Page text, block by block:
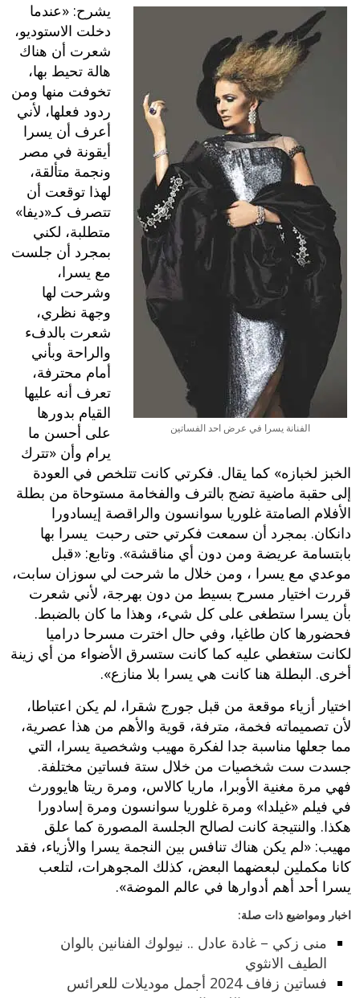
الفنانة يسرا في عرض احد الفساتين
يشرح: «عندما
دخلت الاستوديو،
شعرت أن هناك
هالة تحيط بها،
تخوفت منها ومن
ردود فعلها، لأني
أعرف أن يسرا
أيقونة في مصر
ونجمة متألقة،
لهذا توقعت أن
تتصرف كـ«ديفا»
متطلبة، لكني
بمجرد أن جلست
مع يسرا،
وشرحت لها
وجهة نظري،
شعرت بالدفء
والراحة وبأني
أمام محترفة،
تعرف أنه عليها
القيام بدورها
على أحسن ما
يرام وأن «تترك
الخبز لخبازه» كما يقال. فكرتي كانت تتلخص في العودة
إلى حقبة ماضية تضج بالترف والفخامة مستوحاة من بطلة
الأفلام الصامتة غلوريا سوانسون والراقصة إيسادورا
دانكان. بمجرد أن سمعت فكرتي حتى رحبت يسرا بها
بابتسامة عريضة ومن دون أي مناقشة». وتابع: «قبل
موعدي مع يسرا ، ومن خلال ما شرحت لي سوزان سابت،
قررت اختيار مسرح بسيط من دون بهرجة، لأني شعرت
بأن يسرا ستطغى على كل شيء، وهذا ما كان بالضبط.
فحضورها كان طاغيا، وفي حال اخترت مسرحا دراميا
لكانت ستغطي عليه كما كانت ستسرق الأضواء من أي زينة
أخرى. البطلة هنا كانت هي يسرا بلا منازع».
اختيار أزياء موقعة من قبل جورج شقرا، لم يكن اعتباطا،
لأن تصميماته فخمة، مترفة، قوية والأهم من هذا عصرية،
مما جعلها مناسبة جدا لفكرة مهيب وشخصية يسرا، التي
جسدت ست شخصيات من خلال ستة فساتين مختلفة.
فهي مرة مغنية الأوبرا، ماريا كالاس، ومرة ريتا هايوورث
في فيلم «غيلدا» ومرة غلوريا سوانسون ومرة إسادورا
هكذا. والنتيجة كانت لصالح الجلسة المصورة كما علق
مهيب: «لم يكن هناك تنافس بين النجمة يسرا والأزياء، فقد
كانا مكملين لبعضهما البعض، كذلك المجوهرات، لتلعب
يسرا أحد أهم أدوارها في عالم الموضة».
اخبار ومواضيع ذات صلة:
منى زكي – غادة عادل .. نيولوك الفنانين بالوان
الطيف الانثوي
فساتين زفاف 2024 أجمل موديلات للعرائس